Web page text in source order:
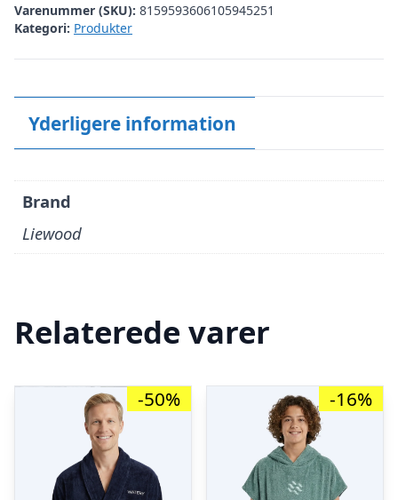
Varenummer (SKU): 8159593606105945251
Kategori: Produkter
Yderligere information
Brand
Liewood
Relaterede varer
-50% -16%